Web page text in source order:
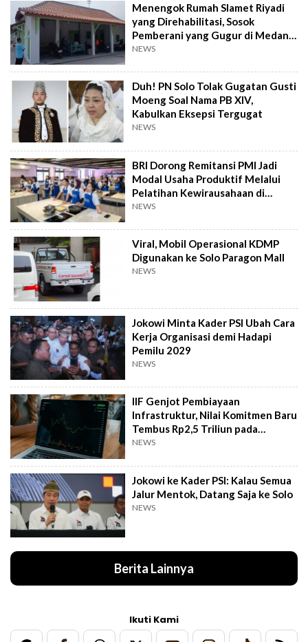
Menengok Rumah Slamet Riyadi
yang Direhabilitasi, Sosok
Pemberani yang Gugur di Medan
Perang
NEWS
Duh! PN Solo Tolak Gugatan Gusti
Moeng Soal Nama PB XIV,
Kabulkan Eksepsi Tergugat
NEWS
BRI Dorong Remitansi PMI Jadi
Modal Usaha Produktif Melalui
Pelatihan Kewirausahaan di
Taiwan
NEWS
Viral, Mobil Operasional KDMP
Digunakan ke Solo Paragon Mall
NEWS
Jokowi Minta Kader PSI Ubah Cara
Kerja Organisasi demi Hadapi
Pemilu 2029
NEWS
IIF Genjot Pembiayaan
Infrastruktur, Nilai Komitmen Baru
Tembus Rp2,5 Triliun pada
Semester I 2026
NEWS
Jokowi ke Kader PSI: Kalau Semua
Jalur Mentok, Datang Saja ke Solo
NEWS
Berita Lainnya
Ikuti Kami